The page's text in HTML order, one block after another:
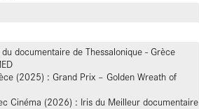
documentaire de Thessalonique - Grèce
(2025) : Grand Prix – Golden Wreath of
Cinéma (2026) : Iris du Meilleur documentaire